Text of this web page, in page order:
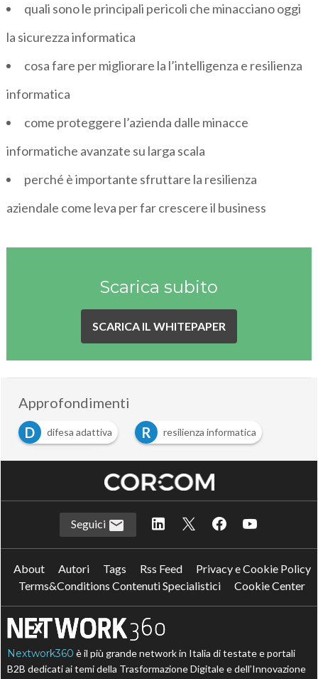
quali sono le principali pericoli che minacciano oggi
la sicurezza informatica
cosa fare per migliorare la l’intelligenza e resilienza
informatica
come proteggere l’azienda dalle minacce
informatiche avanzate su larga scala
perché è importante sfruttare la resilienza
aziendale come leva per far crescere il business
Scarica subito
SCARICA IL WHITEPAPER
Approfondimenti
D
difesa adattiva R resilienza informatica
S sicurezza IT
Seguici
About Autori Tags Rss Feed
Privacy e Cookie Policy
Terms&Conditions Contenuti Specialistici
Cookie Center
Nextwork360 è il più grande network in Italia di testate e portali
B2B dedicati ai temi della Trasformazione Digitale e dell’Innovazione